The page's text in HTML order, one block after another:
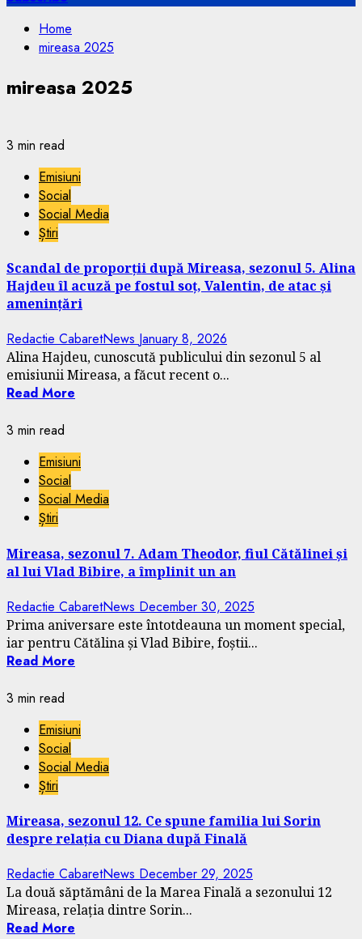
Home
mireasa 2025
mireasa 2025
3 min read
Emisiuni
Social
Social Media
Știri
Scandal de proporții după Mireasa, sezonul 5. Alina
Hajdeu îl acuză pe fostul soț, Valentin, de atac și
amenințări
Redactie CabaretNews January 8, 2026
Alina Hajdeu, cunoscută publicului din sezonul 5 al
emisiunii Mireasa, a făcut recent o...
Read More
3 min read
Emisiuni
Social
Social Media
Știri
Mireasa, sezonul 7. Adam Theodor, fiul Cătălinei și
al lui Vlad Bibire, a împlinit un an
Redactie CabaretNews December 30, 2025
Prima aniversare este întotdeauna un moment special,
iar pentru Cătălina și Vlad Bibire, foștii...
Read More
3 min read
Emisiuni
Social
Social Media
Știri
Mireasa, sezonul 12. Ce spune familia lui Sorin
despre relația cu Diana după Finală
Redactie CabaretNews December 29, 2025
La două săptămâni de la Marea Finală a sezonului 12
Mireasa, relația dintre Sorin...
Read More